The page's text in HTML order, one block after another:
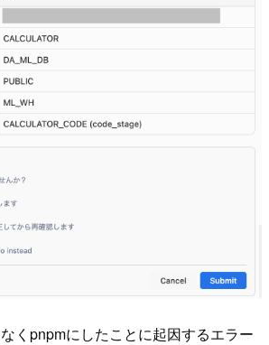
くpnpmにしたことに起因するエラー